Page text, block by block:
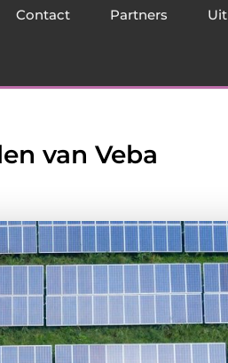
Contact Partners
van Veba